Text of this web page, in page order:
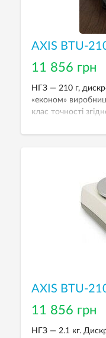
AXIS BTU-
11 856 грн
НГЗ — 210 г,
«економ»
клас точності
підсвічуванням.
AXIS BTU-
11 856 грн
НГЗ — 2.1 кг.